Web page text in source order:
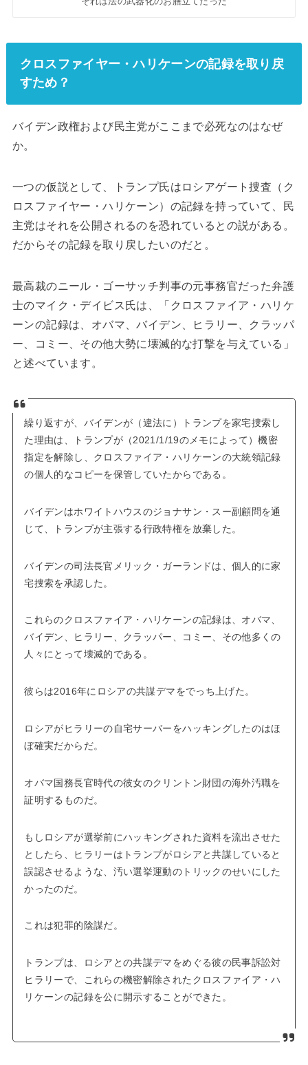
クロスファイヤー・ハリケーンの記録を取り戻
すため？
バイデン政権および民主党がここまで必死なのはなぜ
か。
一つの仮説として、トランプ氏はロシアゲート捜査（ク
ロスファイヤー・ハリケーン）の記録を持っていて、民
主党はそれを公開されるのを恐れているとの説がある。
だからその記録を取り戻したいのだと。
最高裁のニール・ゴーサッチ判事の元事務官だった弁護
士のマイク・デイビス氏は、「クロスファイア・ハリケ
ーンの記録は、オバマ、バイデン、ヒラリー、クラッパ
ー、コミー、その他大勢に壊滅的な打撃を与えている」
と述べています。
繰り返すが、バイデンが（違法に）トランプを家宅捜索し
た理由は、トランプが（2021/1/19のメモによって）機密
指定を解除し、クロスファイア・ハリケーンの大統領記録
の個人的なコピーを保管していたからである。
バイデンはホワイトハウスのジョナサン・スー副顧問を通
じて、トランプが主張する行政特権を放棄した。
バイデンの司法長官メリック・ガーランドは、個人的に家
宅捜索を承認した。
これらのクロスファイア・ハリケーンの記録は、オバマ、
バイデン、ヒラリー、クラッパー、コミー、その他多くの
人々にとって壊滅的である。
彼らは2016年にロシアの共謀デマをでっち上げた。
ロシアがヒラリーの自宅サーバーをハッキングしたのはほ
ぼ確実だからだ。
オバマ国務長官時代の彼女のクリントン財団の海外汚職を
証明するものだ。
もしロシアが選挙前にハッキングされた資料を流出させた
としたら、ヒラリーはトランプがロシアと共謀していると
誤認させるような、汚い選挙運動のトリックのせいにした
かったのだ。
これは犯罪的陰謀だ。
トランプは、ロシアとの共謀デマをめぐる彼の民事訴訟対
ヒラリーで、これらの機密解除されたクロスファイア・ハ
リケーンの記録を公に開示することができた。